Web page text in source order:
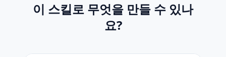
이 스킬로 무엇을 만들 수 있나
요?